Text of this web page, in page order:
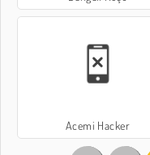
Acemi Hacker